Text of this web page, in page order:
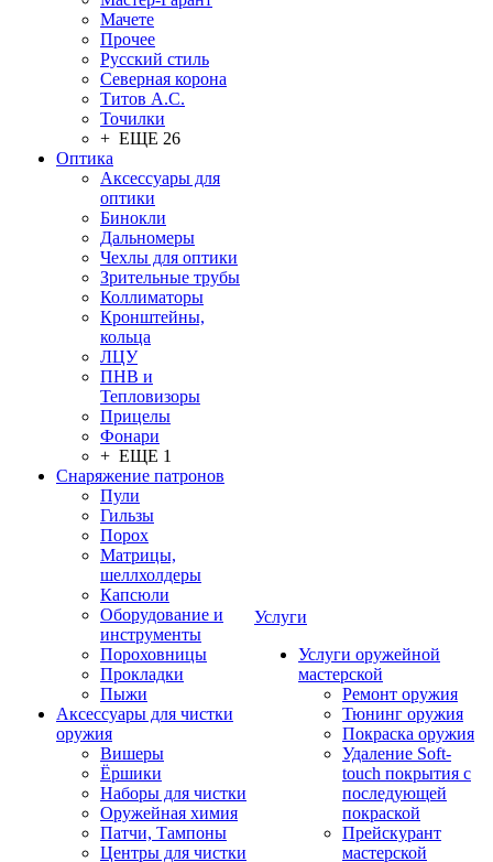
Мачете
Прочее
Русский стиль
Северная корона
Титов А.С.
Точилки
+ ЕЩЕ 26
Оптика
Аксессуары для
оптики
Бинокли
Дальномеры
Чехлы для оптики
Зрительные трубы
Коллиматоры
Кронштейны,
кольца
ЛЦУ
ПНВ и
Тепловизоры
Прицелы
Фонари
+ ЕЩЕ 1
Снаряжение патронов
Пули
Гильзы
Порох
Матрицы,
шеллхолдеры
Капсюли
Оборудование и
инструменты
Пороховницы
Прокладки
Пыжи
Аксессуары для чистки
оружия
Вишеры
Ёршики
Наборы для чистки
Оружейная химия
Патчи, Тампоны
Центры для чистки
Услуги
Услуги оружейной
мастерской
Ремонт оружия
Тюнинг оружия
Покраска оружия
Удаление Soft-
touch покрытия с
последующей
покраской
Прейскурант
мастерской